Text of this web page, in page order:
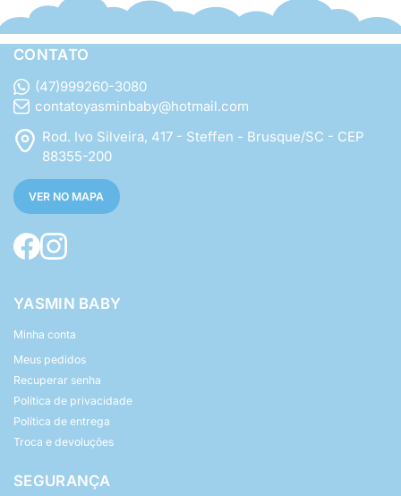
CONTATO
(47)999260-3080
contatoyasminbaby@hotmail.com
Rod. Ivo Silveira, 417 - Steffen - Brusque/SC - CEP
88355-200
VER NO MAPA
YASMIN BABY
Minha conta
Meus pedidos
Recuperar senha
Política de privacidade
Política de entrega
Troca e devoluções
SEGURANÇA